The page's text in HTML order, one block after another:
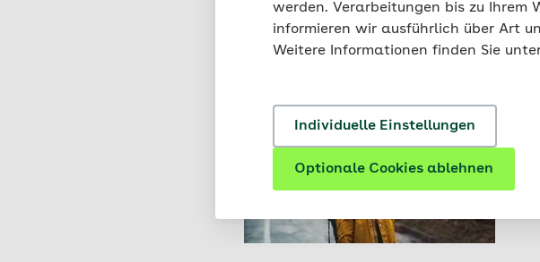
werden. Verarbeitungen bis zu Ihrem
informieren wir ausführlich über Art
Weitere Informationen finden Sie
Individuelle Einstellungen
Optionale Cookies ablehnen
Passende Artikel zum